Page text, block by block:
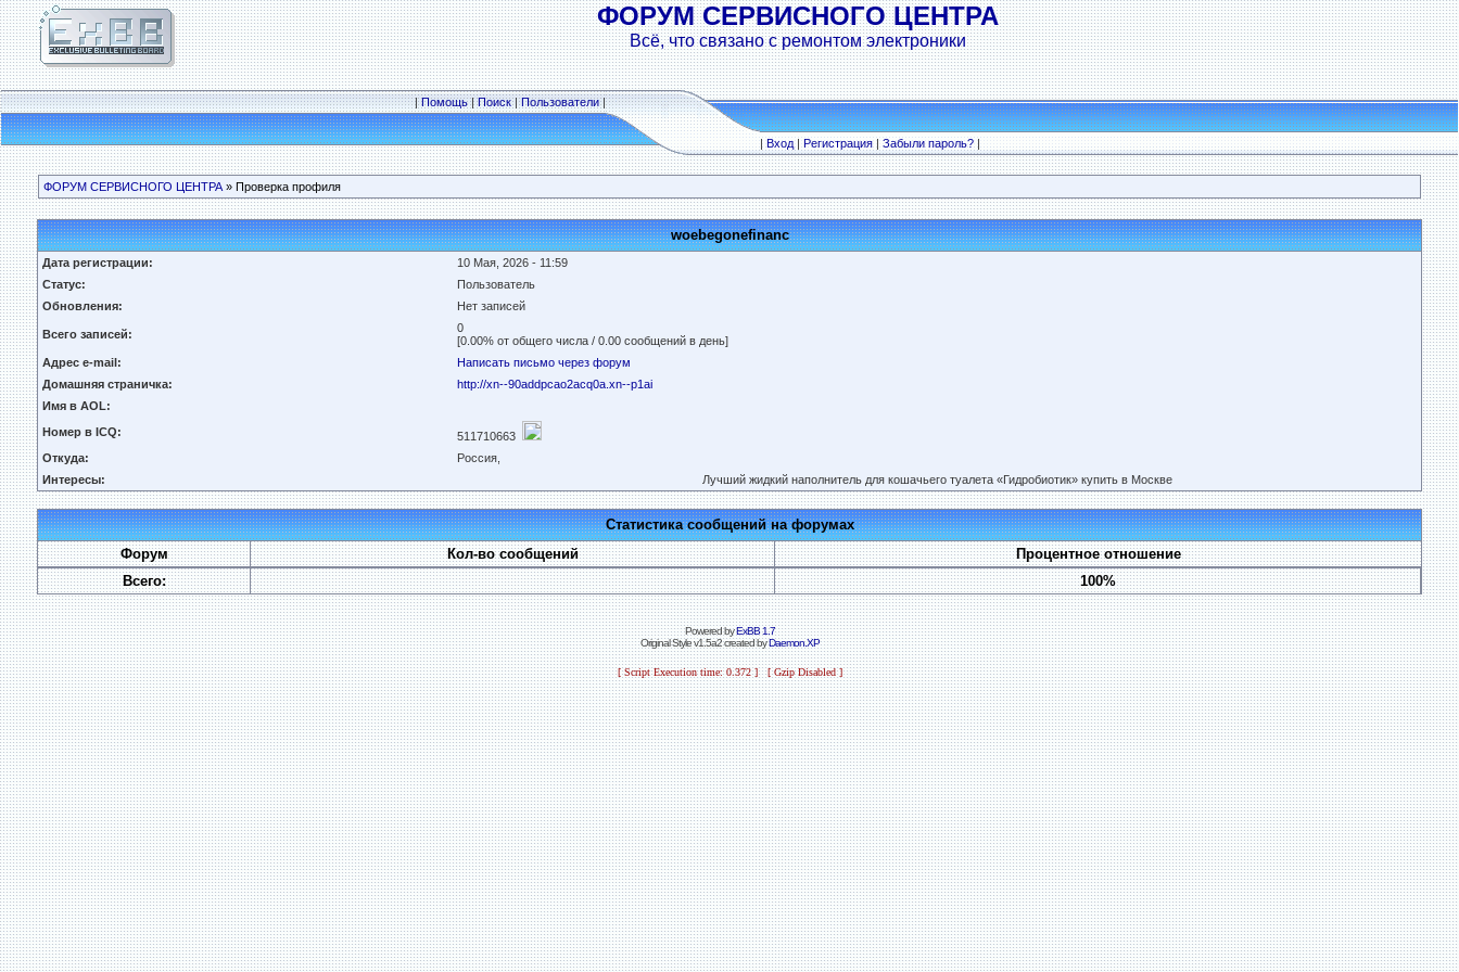
ФОРУМ СЕРВИСНОГО ЦЕНТРА
Всё, что связано с ремонтом электроники
|Помощь|Поиск|Пользователи|
|Вход|Регистрация|Забыли пароль?|
ФОРУМ СЕРВИСНОГО ЦЕНТРА » Проверка профиля
woebegonefinanc
Дата регистрации:
10 Мая, 2026 - 11:59
Статус:
Пользователь
Обновления:
Нет записей
Всего записей:
0
[0.00% от общего числа / 0.00 сообщений в день]
Адрес e-mail:
Написать письмо через форум
Домашняя страничка:
http://xn--90addpcao2acq0a.xn--p1ai
Имя в AOL:
Номер в ICQ:
511710663
Откуда:
Россия,
Интересы:
Лучший жидкий наполнитель для кошачьего туалета «Гидробиотик» купить в Москве
Статистика сообщений на форумах
Форум
Кол-во сообщений
Процентное отношение
Всего:
100%
Powered byExBB 1.7
Original Style v1.5a2 created byDaemon.XP
[ Script Execution time: 0.372 ] [ Gzip Disabled ]